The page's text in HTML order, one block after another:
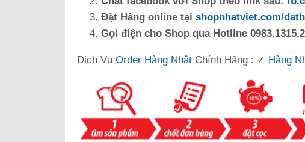
Đặt Hàng online tại shopnhatviet.com/
Gọi điện cho Shop qua Hotline
Dịch Vụ Order Hàng Nhật Chính Hãng : ✓ Hàng